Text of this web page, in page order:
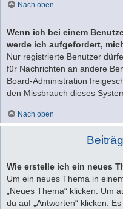
Nach oben
Wenn ich bei einem
werde ich aufgefordert,
Nur registrierte Benutzer
für Nachrichten an andere
Board-Administration
den Missbrauch dieses
Nach oben
Wie erstelle ich ein neues
Um ein neues Thema in
„Neues Thema“ klicken. Um
du auf „Antworten“ klicken.